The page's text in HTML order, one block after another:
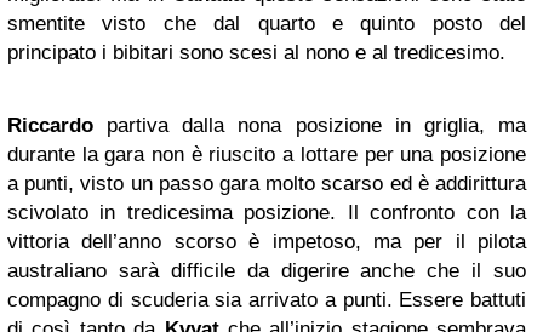
smentite visto che dal quarto e quinto posto del
principato i bibitari sono scesi al nono e al tredicesimo.
Riccardo partiva dalla nona posizione in griglia, ma
durante la gara non è riuscito a lottare per una posizione
a punti, visto un passo gara molto scarso ed è addirittura
scivolato in tredicesima posizione. Il confronto con la
vittoria dell’anno scorso è impetoso, ma per il pilota
australiano sarà difficile da digerire anche che il suo
compagno di scuderia sia arrivato a punti. Essere battuti